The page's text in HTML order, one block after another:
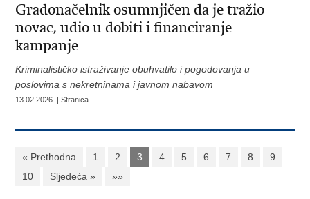
Gradonačelnik osumnjičen da je tražio
novac, udio u dobiti i financiranje
kampanje
Kriminalističko istraživanje obuhvatilo i pogodovanja u
poslovima s nekretninama i javnom nabavom
13.02.2026. | Stranica
« Prethodna 1 2 3 4 5 6 7 8
9
10
Sljedeća » »»